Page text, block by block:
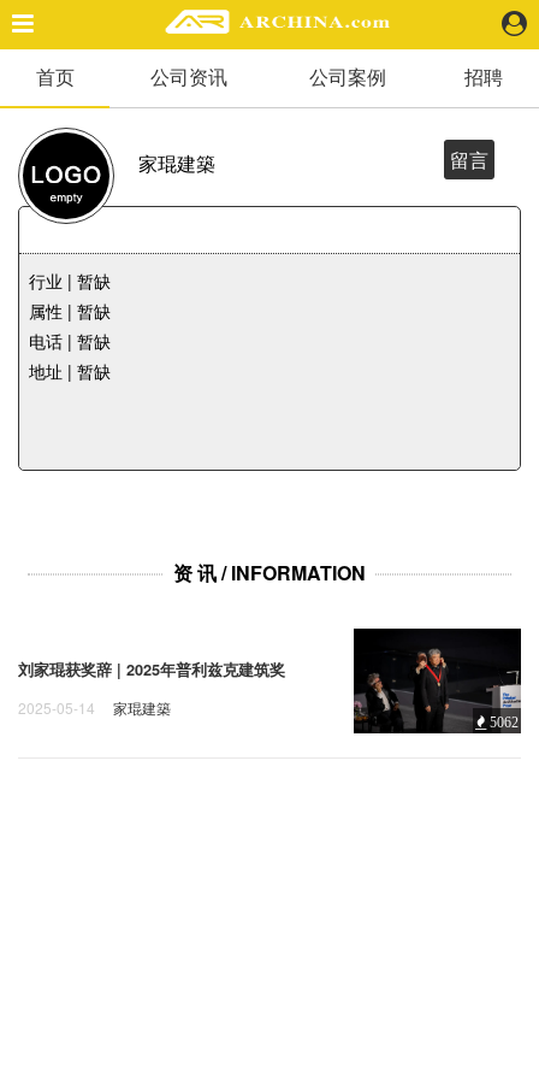
精选案例
建 筑
景 观
室 内
视 频
头条资讯
业 界
机 构
广告投放
首页 公司资讯 公司案例 招聘
家琨建築 留言
行业 | 暂缺
属性 | 暂缺
电话 | 暂缺
地址 | 暂缺
资 讯 / INFORMATION
刘家琨获奖辞 | 2025年普利兹克建筑奖
2025-05-14 家琨建築
5062